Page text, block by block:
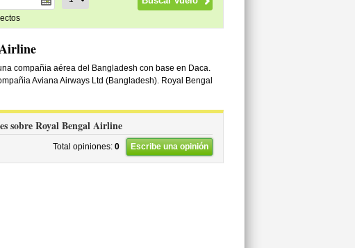
compañia aérea del Bangladesh con base en Daca.
Aviana Airways Ltd (Bangladesh). Royal Bengal
sobre Royal Bengal Airline
Total opiniones: 0 Escribe una opinión